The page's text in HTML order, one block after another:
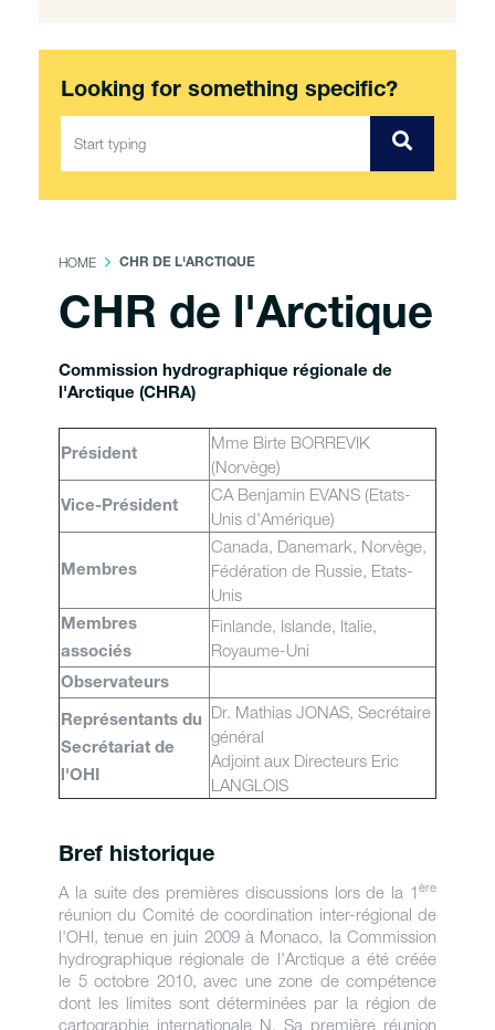
Looking for something specific?
HOME CHR DE L'ARCTIQUE
CHR de l'Arctique
Commission hydrographique régionale de
l'Arctique (CHRA)
Président
Mme Birte BORREVIK
(Norvège)
Vice-Président
CA Benjamin EVANS (Etats-
Unis d'Amérique)
Membres
Canada, Danemark, Norvège,
Fédération de Russie, Etats-
Unis
Membres
associés
Finlande, Islande, Italie,
Royaume-Uni
Observateurs
Représentants du
Secrétariat de
l'OHI
Dr. Mathias JONAS, Secrétaire
général
Adjoint aux Directeurs Eric
LANGLOIS
Bref historique
A la suite des premières discussions lors de la 1 ère
réunion du Comité de coordination inter-régional de
l'OHI, tenue en juin 2009 à Monaco, la Commission
hydrographique régionale de l'Arctique a été créée
le 5 octobre 2010, avec une zone de compétence
dont les limites sont déterminées par la région de
cartographie internationale N. Sa première réunion